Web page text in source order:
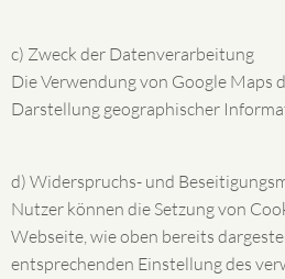
c) Zweck der Datenverarbeitung
Die Verwendung von Google Maps
Darstellung geographischer
d) Widerspruchs- und
Nutzer können die Setzung von
Webseite, wie oben bereits
entsprechenden Einstellung des